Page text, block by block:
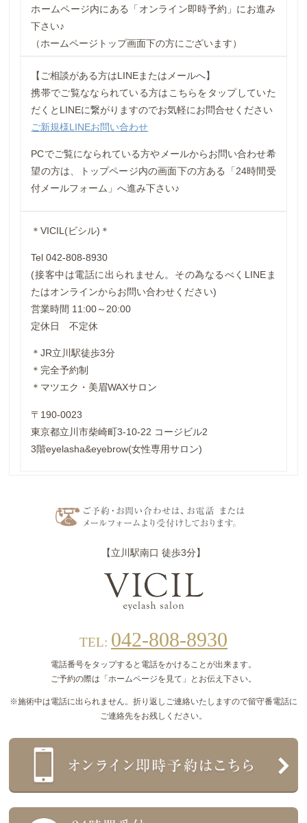
ホームページ内にある「︎オンライン即時予約」にお進み
下さい♪
（ホームページトップ画面下の方にございます）
【ご相談がある方はLINEまたはメールへ】
携帯でご覧ななられている方はこちらをタップしていた
だくとLINEに繋がりますのでお気軽にお問合せください
ご新規様LINEお問い合わせ
PCでご覧になられている方やメールからお問い合わせ希
望の方は、トップページ内の画面下の方ある「︎24時間受
付メールフォーム」へ進み下さい♪
＊VICIL(ビシル)＊
Tel 042-808-8930
(接客中は電話に出られません。その為なるべくLINEま
たはオンラインからお問い合わせください)
営業時間 11:00～20:00
定休日 不定休
＊JR立川駅徒歩3分
＊完全予約制
＊マツエク・美眉WAXサロン
〒190-0023
東京都立川市柴崎町3-10-22 コージビル2
3階eyelasha&eyebrow(女性専用サロン)
【立川駅南口 徒歩3分】
TEL: 042-808-8930
電話番号をタップすると電話をかけることが出来ます。
ご予約の際は「ホームページを見て」とお伝え下さい。
※施術中は電話に出られません。折り返しご連絡いたしますので留守番電話に
ご連絡先をお残しください。